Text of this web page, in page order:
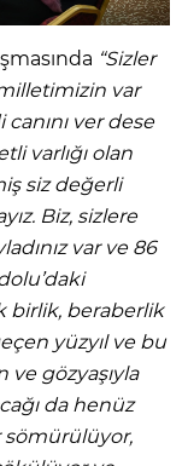
“Sizler
var
ver dese
varlığı olan
siz değerli
Biz, sizlere
var ve 86
birlik, beraberlik
yüzyıl ve bu
ve gözyaşıyla
da henüz
sömürülüyor,